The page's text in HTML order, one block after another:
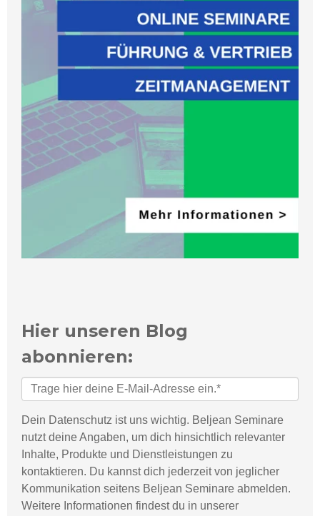
Hier unseren Blog
abonnieren:
Dein Datenschutz ist uns wichtig. Beljean Seminare
nutzt deine Angaben, um dich hinsichtlich relevanter
Inhalte, Produkte und Dienstleistungen zu
kontaktieren. Du kannst dich jederzeit von jeglicher
Kommunikation seitens Beljean Seminare abmelden.
Weitere Informationen findest du in unserer